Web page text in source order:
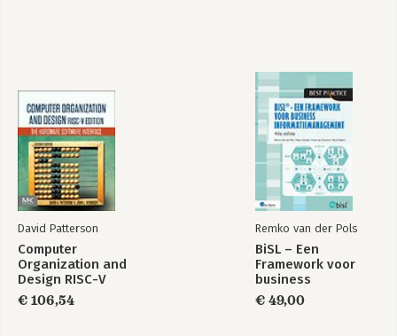
David Patterson
Computer
Organization and
Design RISC-V
Edition
€ 106,54
Remko van der Pols
BiSL – Een
Framework voor
business
€ 49,00